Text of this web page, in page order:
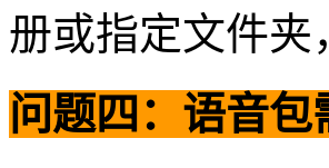
册或指定文件
问题四：语音